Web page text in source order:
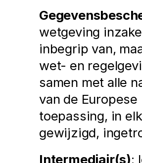
wetgeving
inbegrip van,
wet- en
samen met alle
van de Europese
toepassing, in
gewijzigd,
Intermediair(s):